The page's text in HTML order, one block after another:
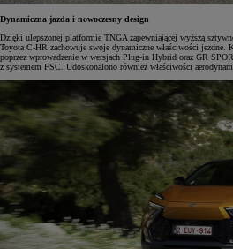
Dynamiczna jazda i nowoczesny design
Dzięki ulepszonej platformie TNGA zapewniającej wyższą
Toyota C-HR zachowuje swoje dynamiczne właściwości
poprzez wprowadzenie w wersjach Plug-in Hybrid oraz GR
z systemem FSC. Udoskonalono również właściwości